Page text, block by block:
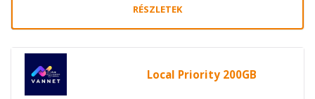
RÉSZLETEK
Local Priority 200GB